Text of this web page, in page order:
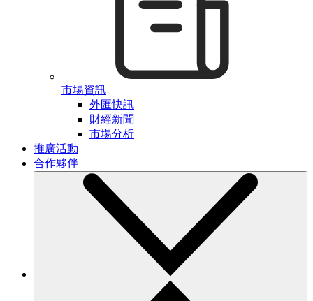
市場資訊
外匯快訊
財經新聞
市場分析
推廣活動
合作夥伴